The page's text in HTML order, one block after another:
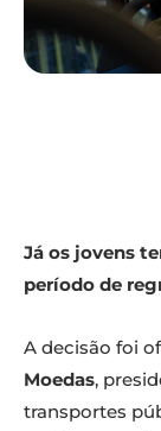
Já os jovens
período de
A decisão foi
Moedas,
transportes